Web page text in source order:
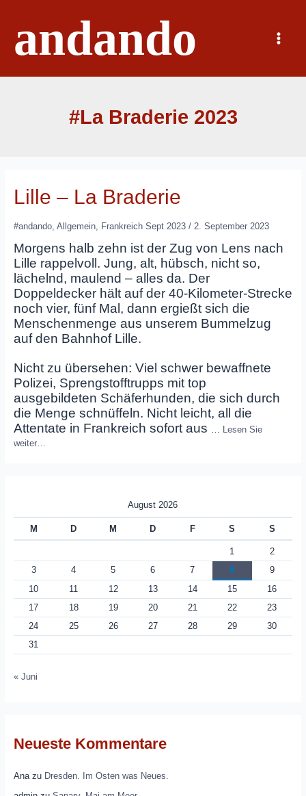
springenandando
Main
Menu
#La Braderie 2023
Lille – La Braderie
#andando, Allgemein, Frankreich Sept 2023/ 2. September 2023
Morgens halb zehn ist der Zug von Lens nach
Lille rappelvoll. Jung, alt, hübsch, nicht so,
lächelnd, maulend – alles da. Der
Doppeldecker hält auf der 40-Kilometer-Strecke
noch vier, fünf Mal, dann ergießt sich die
Menschenmenge aus unserem Bummelzug
auf den Bahnhof Lille.
Nicht zu übersehen: Viel schwer bewaffnete
Polizei, Sprengstofftrupps mit top
ausgebildeten Schäferhunden, die sich durch
die Menge schnüffeln. Nicht leicht, all die
Attentate in Frankreich sofort aus
Lesen Sie
weiter…
August 2026
M D M D F S S
1
2
3
4 5 6 7 8
9
10
11 12 13 14 15
16
17
18 19 20 21 22
23
24
25 26 27 28 29
30
31
« Juni
Neueste Kommentare
Anazu Dresden. Im Osten was Neues.